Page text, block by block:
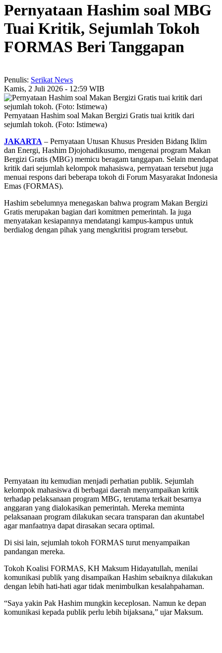
Pernyataan Hashim soal MBG
Tuai Kritik, Sejumlah Tokoh
FORMAS Beri Tanggapan
Penulis: Serikat News
Kamis, 2 Juli 2026 - 12:59 WIB
Pernyataan Hashim soal Makan Bergizi Gratis tuai kritik dari
sejumlah tokoh. (Foto: Istimewa)
JAKARTA – Pernyataan Utusan Khusus Presiden Bidang Iklim
dan Energi, Hashim Djojohadikusumo, mengenai program Makan
Bergizi Gratis (MBG) memicu beragam tanggapan. Selain mendapat
kritik dari sejumlah kelompok mahasiswa, pernyataan tersebut juga
menuai respons dari beberapa tokoh di Forum Masyarakat Indonesia
Emas (FORMAS).
Hashim sebelumnya menegaskan bahwa program Makan Bergizi
Gratis merupakan bagian dari komitmen pemerintah. Ia juga
menyatakan kesiapannya mendatangi kampus-kampus untuk
berdialog dengan pihak yang mengkritisi program tersebut.
Pernyataan itu kemudian menjadi perhatian publik. Sejumlah
kelompok mahasiswa di berbagai daerah menyampaikan kritik
terhadap pelaksanaan program MBG, terutama terkait besarnya
anggaran yang dialokasikan pemerintah. Mereka meminta
pelaksanaan program dilakukan secara transparan dan akuntabel
agar manfaatnya dapat dirasakan secara optimal.
Di sisi lain, sejumlah tokoh FORMAS turut menyampaikan
pandangan mereka.
Tokoh Koalisi FORMAS, KH Maksum Hidayatullah, menilai
komunikasi publik yang disampaikan Hashim sebaiknya dilakukan
dengan lebih hati-hati agar tidak menimbulkan kesalahpahaman.
“Saya yakin Pak Hashim mungkin keceplosan. Namun ke depan
komunikasi kepada publik perlu lebih bijaksana,” ujar Maksum.